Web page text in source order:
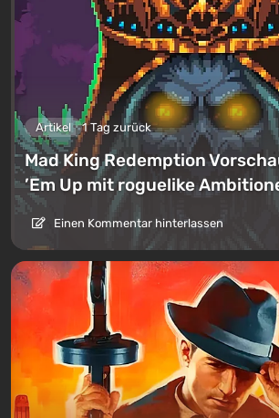
Artikel 1 Tag zurück
Mad King Redemption
’Em Up mit roguelike
Einen Kommentar hinterlassen